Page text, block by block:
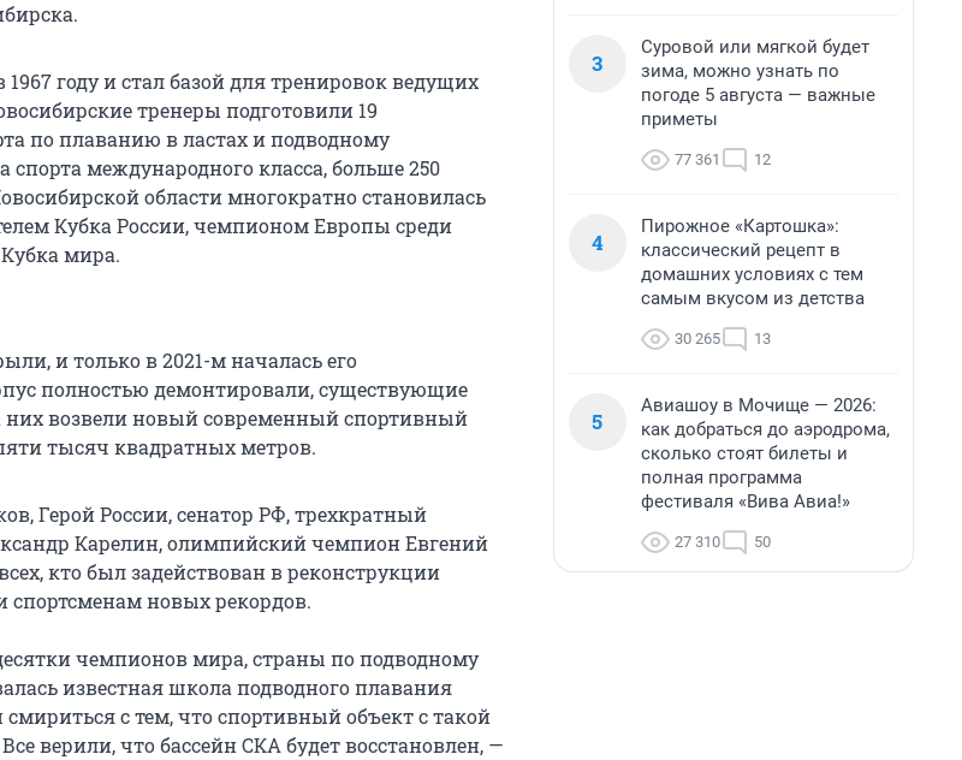
году и стал базой для тренировок ведущих
тренеры подготовили 19
по плаванию в ластах и подводному
спорта международного класса, больше 250
области многократно становилась
Кубка России, чемпионом Европы среди
мира.
и только в 2021-м началась его
полностью демонтировали, существующие
возвели новый современный спортивный
тысяч квадратных метров.
Герой России, сенатор РФ, трехкратный
Карелин, олимпийский чемпион Евгений
кто был задействован в реконструкции
спортсменам новых рекордов.
чемпионов мира, страны по подводному
известная школа подводного плавания
с тем, что спортивный объект с такой
верили, что бассейн СКА будет восстановлен, —
3
Суровой или мягкой будет
зима, можно узнать по
погоде 5 августа — важные
приметы
77 361 12
4
Пирожное «Картошка»:
классический рецепт в
домашних условиях с тем
самым вкусом из детства
30 265 13
5
Авиашоу в Мочище — 2026:
как добраться до аэродрома,
сколько стоят билеты и
полная программа
фестиваля «Вива Авиа!»
27 310 50